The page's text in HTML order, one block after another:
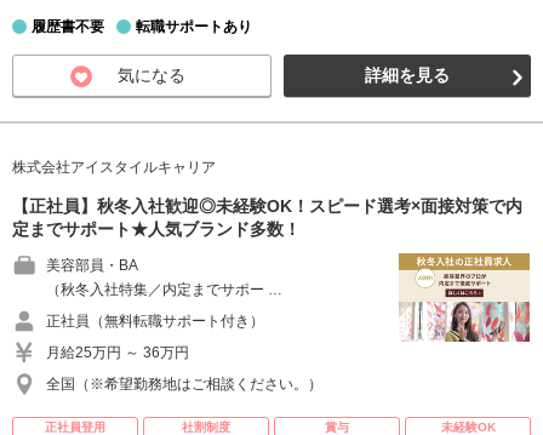
履歴書不要 転職サポートあり
気になる 詳細を見る
株式会社アイスタイルキャリア
【正社員】秋冬入社歓迎◎未経験OK！スピード選考×面接対策で内
定までサポート★人気ブランド多数！
美容部員・BA
（秋冬入社特集／内定までサポー …
正社員（無料転職サポート付き）
月給25万円 ～ 36万円
全国（※希望勤務地はご相談ください。）
正社員登用 社割制度 賞与
未経験OK